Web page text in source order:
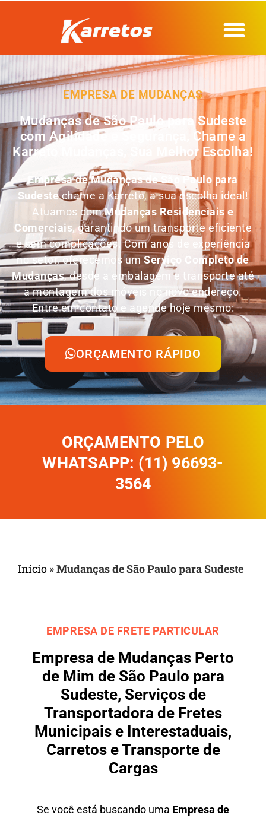
EMPRESA DE MUDANÇAS
Mudanças de São Paulo para Sudeste
com Agilidade e Segurança, Chame a
Karreto Mudanças, Sua Melhor Escolha!
Empresa deMudanças de São Paulo para
Sudestechame a Karreto, a sua escolha ideal!
Atuamos comMudanças Residenciais e
Comerciais, garantindo um transporte eficiente
e sem complicações. Com anos de experiência
no setor, oferecemos umServiço Completo de
Mudanças, desde a embalagem e transporte até
a montagem dos móveis no novo endereço.
Entre em contato e agende hoje mesmo:
ORÇAMENTO RÁPIDO
ORÇAMENTO PELO
WHATSAPP: (11) 96693-
3564
Início »Mudanças de São Paulo para Sudeste
EMPRESA DE FRETE PARTICULAR
Empresa de Mudanças Perto
de Mim de São Paulo para
Sudeste, Serviços de
Transportadora de Fretes
Municipais e Interestaduais,
Carretos e Transporte de
Cargas
Se você está buscando uma Empresa de